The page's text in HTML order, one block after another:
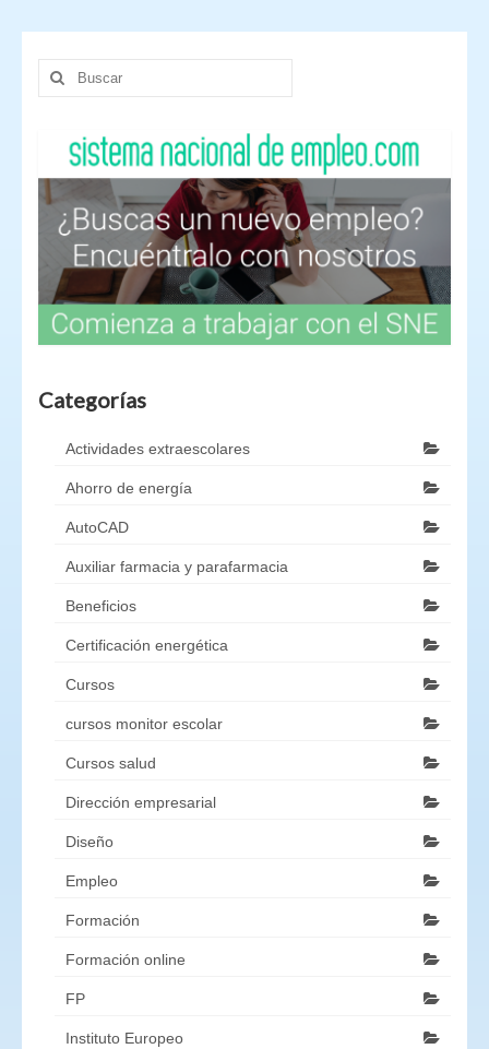
Buscar
por:
Categorías
Actividades extraescolares
Ahorro de energía
AutoCAD
Auxiliar farmacia y parafarmacia
Beneficios
Certificación energética
Cursos
cursos monitor escolar
Cursos salud
Dirección empresarial
Diseño
Empleo
Formación
Formación online
FP
Instituto Europeo